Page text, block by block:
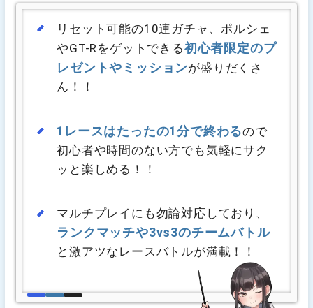
リセット可能の10連ガチャ、ポルシェ
やGT-Rをゲットできる初心者限定のプ
レゼントやミッションが盛りだくさ
ん！！
1レースはたったの1分で終わるので
初心者や時間のない方でも気軽にサク
ッと楽しめる！！
マルチプレイにも勿論対応しており、
ランクマッチや3vs3のチームバトル
と激アツなレースバトルが満載！！